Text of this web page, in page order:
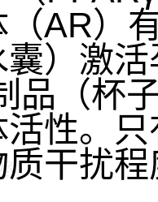
AR）
）激
品（杯
性。
干扰